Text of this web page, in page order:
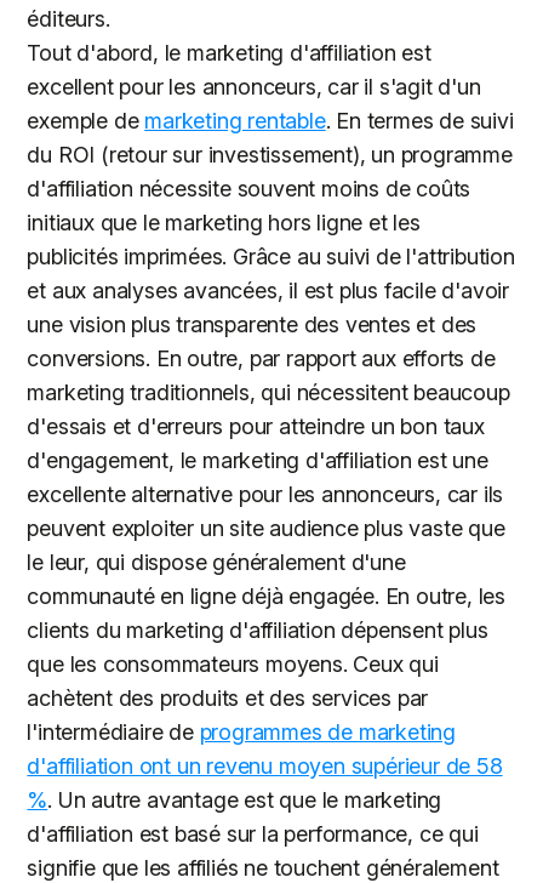
éditeurs.
Tout d'abord, le marketing d'affiliation est
excellent pour les annonceurs, car il s'agit d'un
exemple de marketing rentable. En termes de suivi
du ROI (retour sur investissement), un programme
d'affiliation nécessite souvent moins de coûts
initiaux que le marketing hors ligne et les
publicités imprimées. Grâce au suivi de l'attribution
et aux analyses avancées, il est plus facile d'avoir
une vision plus transparente des ventes et des
conversions. En outre, par rapport aux efforts de
marketing traditionnels, qui nécessitent beaucoup
d'essais et d'erreurs pour atteindre un bon taux
d'engagement, le marketing d'affiliation est une
excellente alternative pour les annonceurs, car ils
peuvent exploiter un site audience plus vaste que
le leur, qui dispose généralement d'une
communauté en ligne déjà engagée. En outre, les
clients du marketing d'affiliation dépensent plus
que les consommateurs moyens. Ceux qui
achètent des produits et des services par
l'intermédiaire de programmes de marketing
d'affiliation ont un revenu moyen supérieur de 58
%. Un autre avantage est que le marketing
d'affiliation est basé sur la performance, ce qui
signifie que les affiliés ne touchent généralement